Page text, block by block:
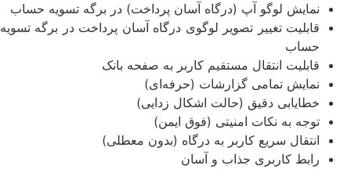
نمایش لوگو آپ (درگاه آسان پرداخت) در برگه تسویه حساب
قابلیت تغییر تصویر لوگوی درگاه آسان پرداخت در برگه تسویه
حساب
قابلیت انتقال مستقیم کاربر به صفحه بانک
نمایش تمامی گزارشات (حرفه‌ای)
خطایابی دقیق (حالت اشکال زدایی)
توجه به نکات امنیتی (فوق ایمن)
انتقال سریع کاربر به درگاه (بدون معطلی)
رابط کاربری جذاب و آسان